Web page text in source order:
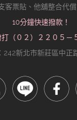
客票貼、他舖整合代
10分鐘快速撥款！
打（０２）２２０５－
242新北市新莊區中正